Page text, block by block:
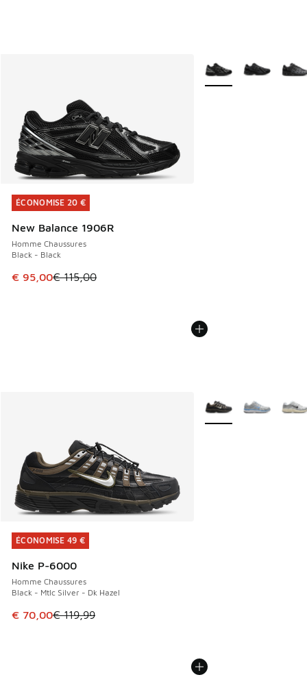
ÉCONOMISE 20 €
New Balance 1906R
Homme Chaussures
Black - Black
Cet article est en promotion. Prix en baisse de € 115,00 à
€ 95,00€ 115,00
ÉCONOMISE 20 €
Plus de couleurs
ÉCONOMISE 49 €
Nike P-6000
Homme Chaussures
Black - Mtlc Silver - Dk Hazel
Cet article est en promotion. Prix en baisse de € 119,99 à
€ 70,00€ 119,99
ÉCONOMISE 49 €
Plus de couleurs